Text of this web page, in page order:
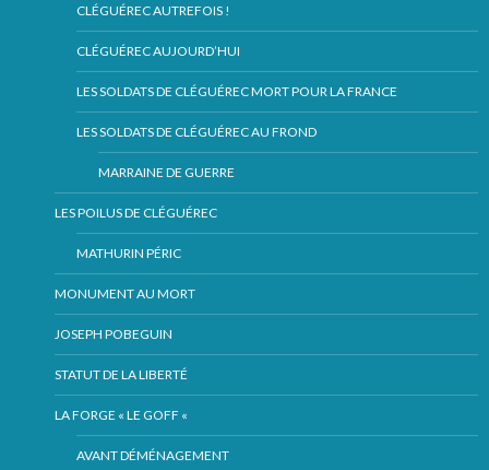
CLÉGUÉREC AUTREFOIS !
CLÉGUÉREC AUJOURD’HUI
LES SOLDATS DE CLÉGUÉREC MORT POUR LA FRANCE
LES SOLDATS DE CLÉGUÉREC AU FROND
MARRAINE DE GUERRE
LES POILUS DE CLÉGUÉREC
MATHURIN PÉRIC
MONUMENT AU MORT
JOSEPH POBEGUIN
STATUT DE LA LIBERTÉ
LA FORGE « LE GOFF «
AVANT DÉMÉNAGEMENT